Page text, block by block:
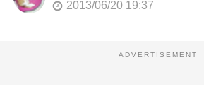
2013/06/20 19:37
ADVERTISEMENT